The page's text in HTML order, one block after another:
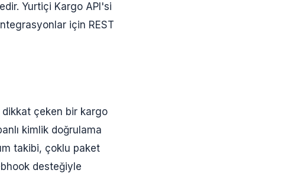
Yurtiçi Kargo API'si
için REST
dikkat çeken bir kargo
kimlik doğrulama
takibi, çoklu paket
desteğiyle